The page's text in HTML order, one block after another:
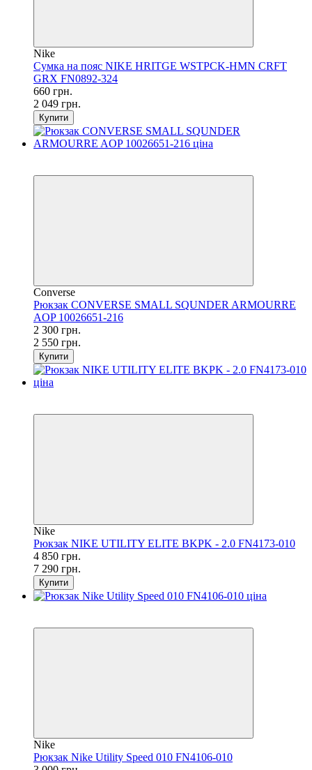
Nike
Сумка на пояс NIKE HRITGE WSTPCK-HMN CRFT
GRX FN0892-324
660 грн.
2 049 грн.
Купити
Converse
Рюкзак CONVERSE SMALL SQUNDER ARMOURRE
AOP 10026651-216
2 300 грн.
2 550 грн.
Купити
Nike
Рюкзак NIKE UTILITY ELITE BKPK - 2.0 FN4173-010
4 850 грн.
7 290 грн.
Купити
Nike
Рюкзак Nike Utility Speed 010 FN4106-010